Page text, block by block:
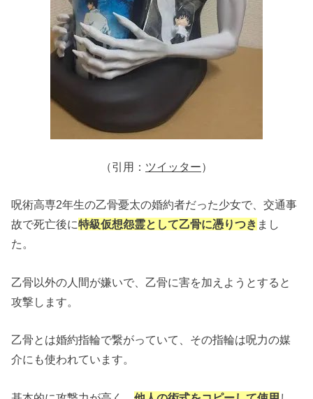
（引用： ツイッター）
呪術高専2年生の乙骨憂太の婚約者だった少女で、交通事
故で死亡後に特級仮想怨霊として乙骨に憑りつき まし
た。
乙骨以外の人間が嫌いで、乙骨に害を加えようとすると
攻撃します。
乙骨とは婚約指輪で繋がっていて、その指輪は呪力の媒
介にも使われています。